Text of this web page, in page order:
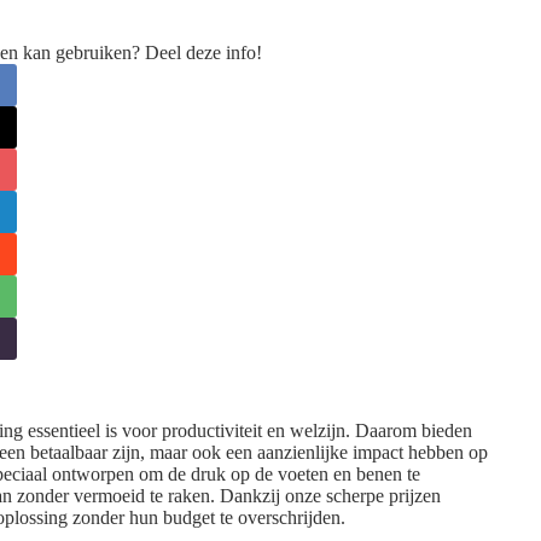
kan gebruiken? Deel deze info!
essentieel is voor productiviteit en welzijn. Daarom bieden
betaalbaar zijn, maar ook een aanzienlijke impact hebben op
ontworpen om de druk op de voeten en benen te
zonder vermoeid te raken. Dankzij onze scherpe prijzen
zonder hun budget te overschrijden.